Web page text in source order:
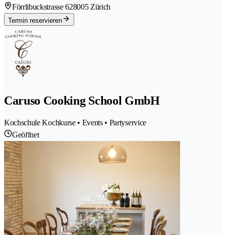
Förrlibuckstrasse 628005 Zürich
Termin reservieren
Caruso Cooking School GmbH
Kochschule Kochkurse • Events • Partyservice
Geöffnet